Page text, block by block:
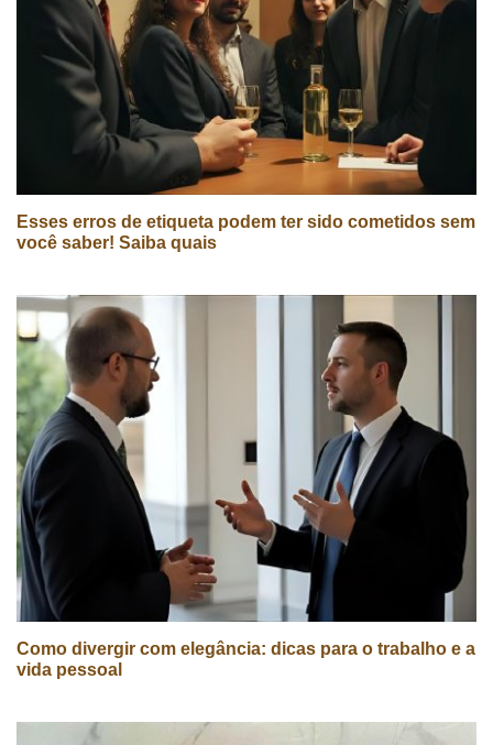
Esses erros de etiqueta podem ter sido cometidos sem
você saber! Saiba quais
Como divergir com elegância: dicas para o trabalho e a
vida pessoal